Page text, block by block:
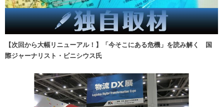
【次回から大幅リニューアル！】「今そこにある危機」を読み解く 国
際ジャーナリスト・ビニシウス氏